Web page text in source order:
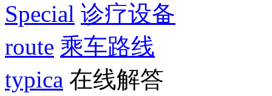
Special 诊疗设备
route 乘车路线
typica 在线解答